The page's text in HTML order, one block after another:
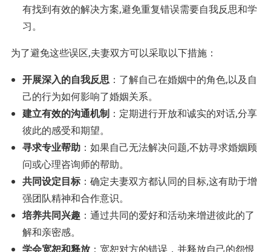
有找到有效的解决方案,避免重复错误需要自我反思和学
习。
为了避免这些误区,夫妻双方可以采取以下措施：
开展深入的自我反思 ：了解自己在婚姻中的角色,以及自
己的行为如何影响了婚姻关系。
建立有效的沟通机制 ：定期进行开放和诚实的对话,分享
彼此的感受和期望。
寻求专业帮助 ：如果自己无法解决问题,不妨寻求婚姻顾
问或心理咨询师的帮助。
共同设定目标：确定夫妻双方都认同的目标,这有助于增
强团队精神和合作意识。
培养共同兴趣 ：通过共同的爱好和活动来增进彼此的了
解和亲密感。
学会宽恕和释放 ：宽恕对方的错误，并释放自己的怨恨